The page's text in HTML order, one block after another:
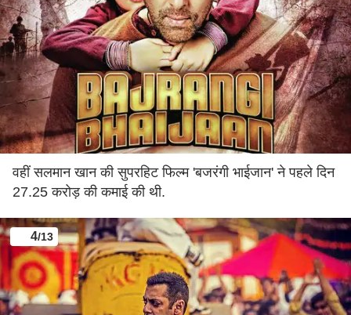
वहीं सलमान खान की सुपरहिट फिल्म 'बजरंगी भाईजान' ने पहले दिन
27.25 करोड़ की कमाई की थी.
4/13